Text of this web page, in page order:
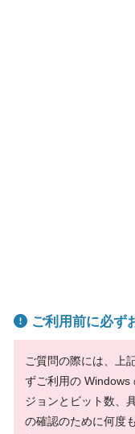
ご利用前に必ず
ご質問の際には、上
ずご利用の Windows
ジョンとビット数、
の確認のために何度